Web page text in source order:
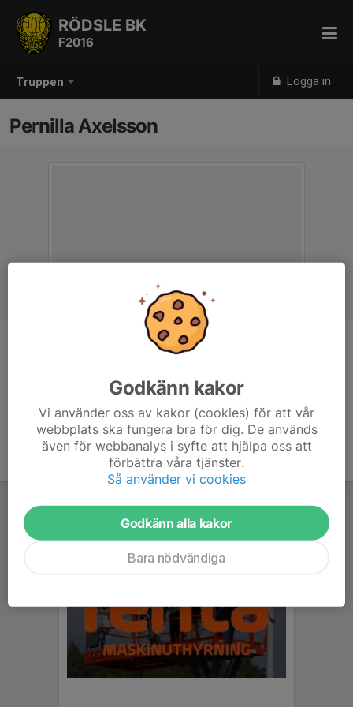
Truppen Logga in
RÖDSLE BK
F2016
Pernilla Axelsson
Ledare
Godkänn kakor
Vi använder oss av kakor (cookies) för att vår
webbplats ska fungera bra för dig. De används
även för webbanalys i syfte att hjälpa oss att
förbättra våra tjänster.
Så använder vi cookies
Godkänn alla kakor
Bara nödvändiga